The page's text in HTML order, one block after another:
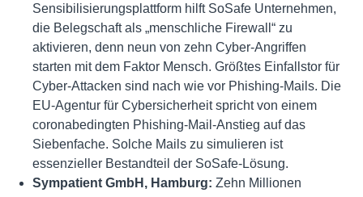
Sensibilisierungsplattform hilft SoSafe Unternehmen,
die Belegschaft als „menschliche Firewall“ zu
aktivieren, denn neun von zehn Cyber-Angriffen
starten mit dem Faktor Mensch. Größtes Einfallstor für
Cyber-Attacken sind nach wie vor Phishing-Mails. Die
EU-Agentur für Cybersicherheit spricht von einem
coronabedingten Phishing-Mail-Anstieg auf das
Siebenfache. Solche Mails zu simulieren ist
essenzieller Bestandteil der SoSafe-Lösung.
Sympatient GmbH, Hamburg: Zehn Millionen